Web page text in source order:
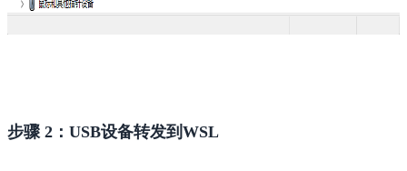
步骤 2：USB设备转发到WSL